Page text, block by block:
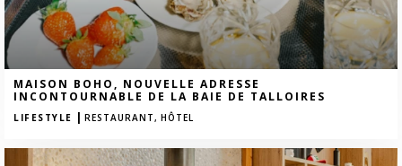
MAISON BOHO, NOUVELLE ADRESSE
INCONTOURNABLE DE LA BAIE DE TALLOIRES
LIFESTYLE | RESTAURANT, HÔTEL